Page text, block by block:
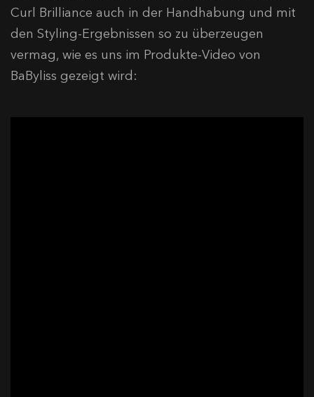
Curl Brilliance auch in der Handhabung und mit
den Styling-Ergebnissen so zu überzeugen
vermag, wie es uns im Produkte-Video von
BaByliss gezeigt wird: